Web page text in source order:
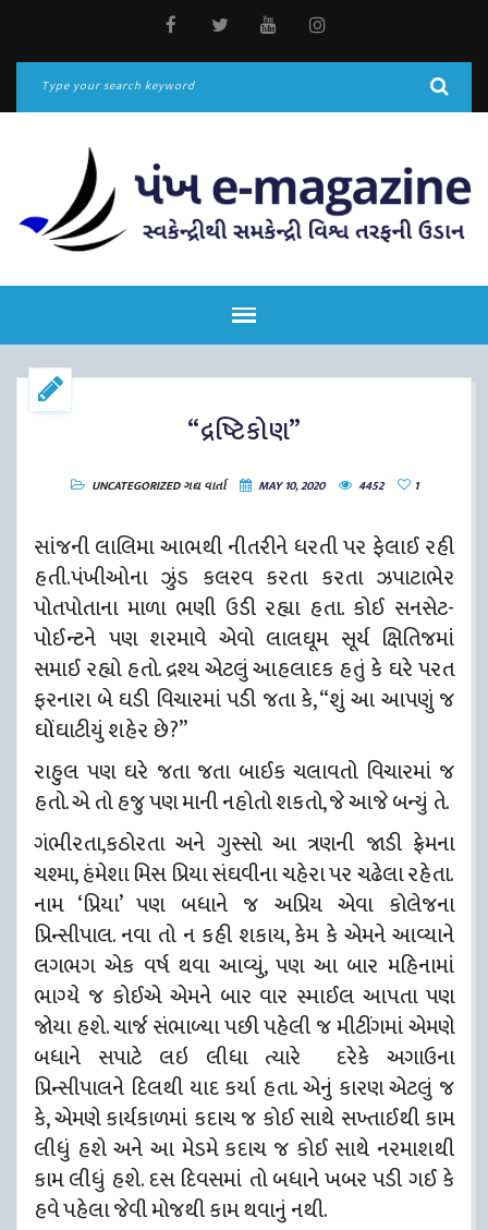
“દ્રષ્ટિકોણ”
UNCATEGORIZED ગદ્ય વાર્તા MAY 10, 2020 4452 1
સાંજની લાલિમા આભથી નીતરીને ધરતી પર ફેલાઈ રહી
હતી.પંખીઓના ઝુંડ કલરવ કરતા કરતા ઝપાટાભેર
પોતપોતાના માળા ભણી ઉડી રહ્યા હતા. કોઈ સનસેટ-
પોઈન્ટને પણ શરમાવે એવો લાલઘૂમ સૂર્ય ક્ષિતિજમાં
સમાઈ રહ્યો હતો. દ્રશ્ય એટલું આહલાદક હતું કે ઘરે પરત
ફરનારા બે ઘડી વિચારમાં પડી જતા કે, “શું આ આપણું જ
ઘોંઘાટીયું શહેર છે?”
રાહુલ પણ ઘરે જતા જતા બાઈક ચલાવતો વિચારમાં જ
હતો. એ તો હજુ પણ માની નહોતો શકતો, જે આજે બન્યું તે.
ગંભીરતા,કઠોરતા અને ગુસ્સો આ ત્રણની જાડી ફ્રેમના
ચશ્મા, હંમેશા મિસ પ્રિયા સંઘવીના ચહેરા પર ચઢેલા રહેતા.
નામ ‘પ્રિયા’ પણ બધાને જ અપ્રિય એવા કોલેજના
પ્રિન્સીપાલ. નવા તો ન કહી શકાય, કેમ કે એમને આવ્યાને
લગભગ એક વર્ષ થવા આવ્યું, પણ આ બાર મહિનામાં
ભાગ્યે જ કોઈએ એમને બાર વાર સ્માઈલ આપતા પણ
જોયા હશે. ચાર્જ સંભાળ્યા પછી પહેલી જ મીટીંગમાં એમણે
બધાને સપાટે લઇ લીધા ત્યારે દરેકે અગાઉના
પ્રિન્સીપાલને દિલથી યાદ કર્યા હતા. એનું કારણ એટલું જ
કે, એમણે કાર્યકાળમાં કદાચ જ કોઈ સાથે સખ્તાઈથી કામ
લીધું હશે અને આ મેડમે કદાચ જ કોઈ સાથે નરમાશથી
કામ લીધું હશે. દસ દિવસમાં તો બધાને ખબર પડી ગઈ કે
હવે પહેલા જેવી મોજથી કામ થવાનું નથી.